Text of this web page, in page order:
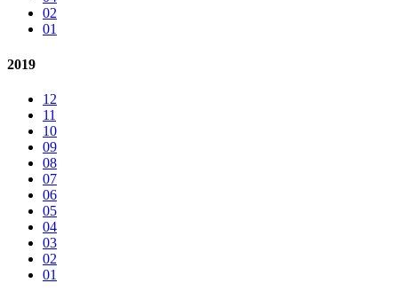
02
01
2019
12
11
10
09
08
07
06
05
04
03
02
01